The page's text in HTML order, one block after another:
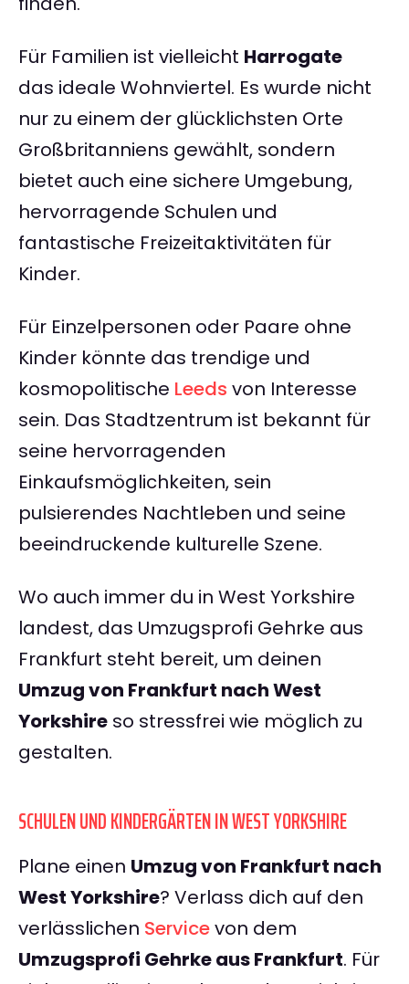
Für Familien ist vielleicht Harrogate
das ideale Wohnviertel. Es wurde nicht
nur zu einem der glücklichsten Orte
Großbritanniens gewählt, sondern
bietet auch eine sichere Umgebung,
hervorragende Schulen und
fantastische Freizeitaktivitäten für
Kinder.
Für Einzelpersonen oder Paare ohne
Kinder könnte das trendige und
kosmopolitische Leeds von Interesse
sein. Das Stadtzentrum ist bekannt für
seine hervorragenden
Einkaufsmöglichkeiten, sein
pulsierendes Nachtleben und seine
beeindruckende kulturelle Szene.
Wo auch immer du in West Yorkshire
landest, das Umzugsprofi Gehrke aus
Frankfurt steht bereit, um deinen
Umzug von Frankfurt nach West
Yorkshire so stressfrei wie möglich zu
gestalten.
SCHULEN UND KINDERGÄRTEN IN WEST YORKSHIRE
Plane einen Umzug von Frankfurt nach
West Yorkshire? Verlass dich auf den
verlässlichen Servicevon dem
Umzugsprofi Gehrke aus Frankfurt. Für